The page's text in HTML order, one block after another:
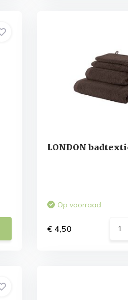
LONDON
Op voorraad
€ 4,50